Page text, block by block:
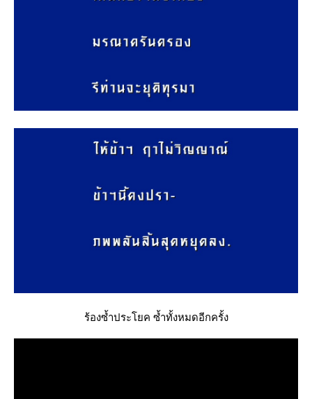
ร้องซ้ำประโยค ซ้ำทั้งหมดอีกครั้ง